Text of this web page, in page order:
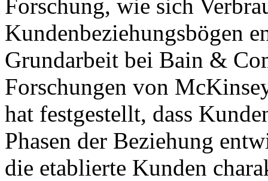
Forschung, wie sich
Kundenbeziehungsbögen
Grundarbeit bei Bain &
Forschungen von
hat festgestellt, dass
Phasen der Beziehung
die etablierte Kunden